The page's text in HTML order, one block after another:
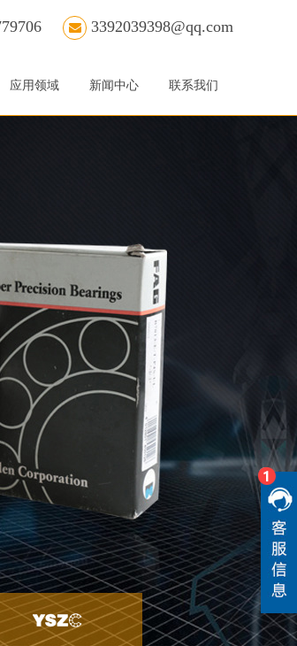
3392039398@qq.com
应用领域 新闻中心 联系我们